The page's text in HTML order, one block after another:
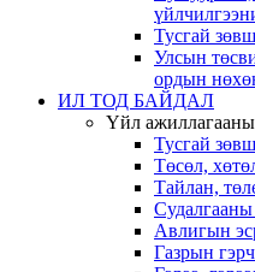
Тусгай
Улсын
ордын
ИЛ ТОД БАЙДАЛ
Үйл
Тусгай
Төсөл,
Тайлан,
Авлигын
Газрын